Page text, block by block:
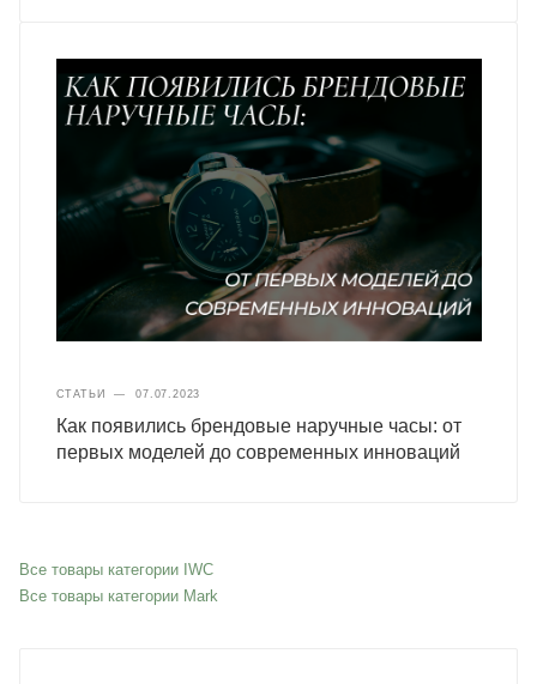
СТАТЬИ — 07.07.2023
Как появились брендовые наручные часы: от
первых моделей до современных инноваций
Все товары категории IWC
Все товары категории Mark